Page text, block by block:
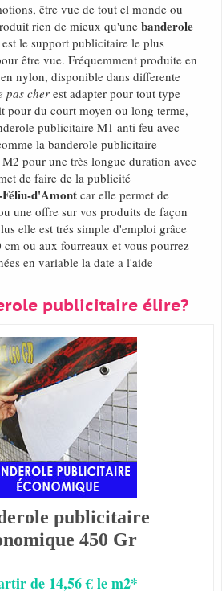
être vue de tout el monde ou
rien de mieux qu'une banderole
le support publicitaire le plus
être vue. Fréquemment produite en
nylon, disponible dans differente
pas cher est adapter pour tout type
pour du court moyen ou long terme,
publicitaire M1 anti feu avec
la banderole publicitaire
pour une très longue duration avec
de faire de la publicité
d'Amont car elle permet de
une offre sur vos produits de façon
elle est trés simple d'emploi grâce
ou aux fourreaux et vous pourrez
en variable la date a l'aide
publicitaire élire?
publicitaire
450 Gr
de 14,56 € le m2*